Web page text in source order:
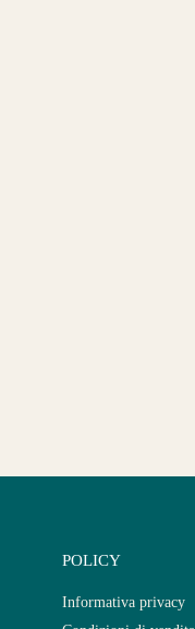
POLICY
Informativa privacy